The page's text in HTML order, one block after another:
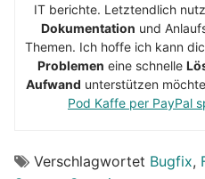
IT berichte. Letztendlich
Dokumentation und
Themen. Ich hoffe ich kann
Problemen eine schnelle
Aufwand unterstützen
Pod Kaffe per PayPal
Verschlagwortet Bugfix,